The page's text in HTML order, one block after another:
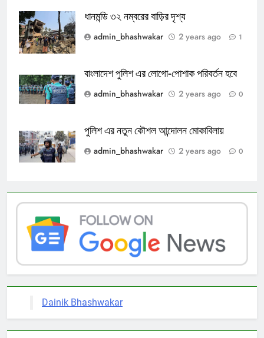
ধানমন্ডি ৩২ নম্বরের বাড়ির দৃশ্য
admin_bhashwakar
2 years ago 1
বাংলাদেশ পুলিশ এর লোগো-পোশাক পরিবর্তন হবে
admin_bhashwakar
2 years ago 0
পুলিশ এর নতুন কৌশল আন্দোলন মোকাবিলায়
admin_bhashwakar
2 years ago 0
Dainik Bhashwakar